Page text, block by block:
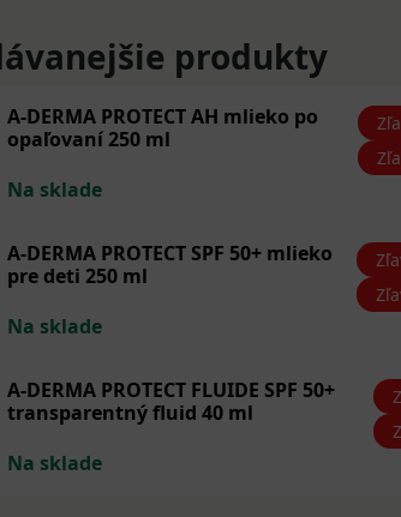
produkty
A-DERMA PROTECT AH mlieko po
opaľovaní 250 ml
Na sklade
A-DERMA PROTECT SPF 50+ mlieko
pre deti 250 ml
Na sklade
A-DERMA PROTECT FLUIDE SPF 50+
transparentný fluid 40 ml
Na sklade